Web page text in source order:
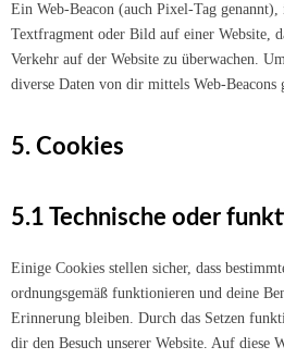
Ein Web-Beacon (auch Pixel-Tag genannt),
Textfragment oder Bild auf einer Website,
Verkehr auf der Website zu überwachen.
diverse Daten von dir mittels Web-Beacons
5. Cookies
5.1 Technische oder
Einige Cookies stellen sicher, dass
ordnungsgemäß funktionieren und deine
Erinnerung bleiben. Durch das Setzen
dir den Besuch unserer Website. Auf diese